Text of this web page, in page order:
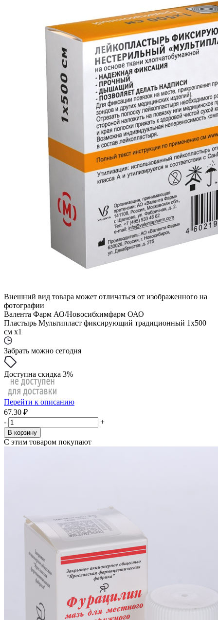
Внешний вид товара может отличаться от изображенного на
фотографии
Валента Фарм АО/Новосибхимфарм ОАО
Пластырь Мультипласт фиксирующий традиционный 1х500
см x1
Забрать можно сегодня
Доступна скидка 3%
Перейти к описанию
67.30 ₽
-
+
В корзину
С этим товаром покупают